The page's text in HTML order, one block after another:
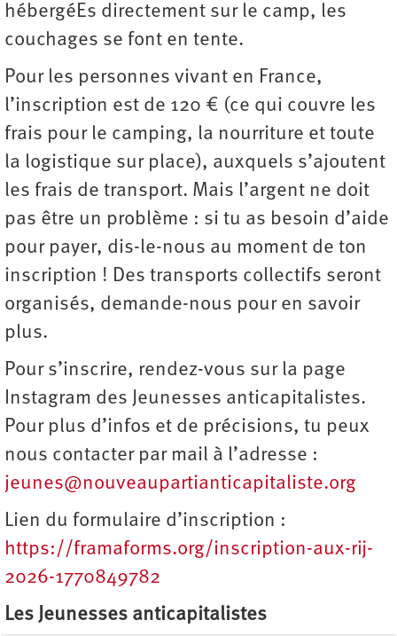
hébergéEs directement sur le camp, les
couchages se font en tente.
Pour les personnes vivant en France,
l’inscription est de 120 € (ce qui couvre les
frais pour le camping, la nourriture et toute
la logistique sur place), auxquels s’ajoutent
les frais de transport. Mais l’argent ne doit
pas être un problème : si tu as besoin d’aide
pour payer, dis-le-nous au moment de ton
inscription ! Des transports collectifs seront
organisés, demande-nous pour en savoir
plus.
Pour s’inscrire, rendez-vous sur la page
Instagram des Jeunesses anticapitalistes.
Pour plus d’infos et de précisions, tu peux
nous contacter par mail à l’adresse :
jeunes@nouveaupartianticapitaliste.org
Lien du formulaire d’inscription :
https://framaforms.org/inscription-aux-rij-
2026-1770849782
Les Jeunesses anticapitalistes